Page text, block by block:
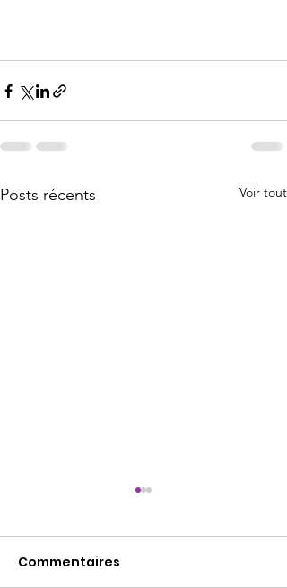
Posts récents Voir tout
Commentaires